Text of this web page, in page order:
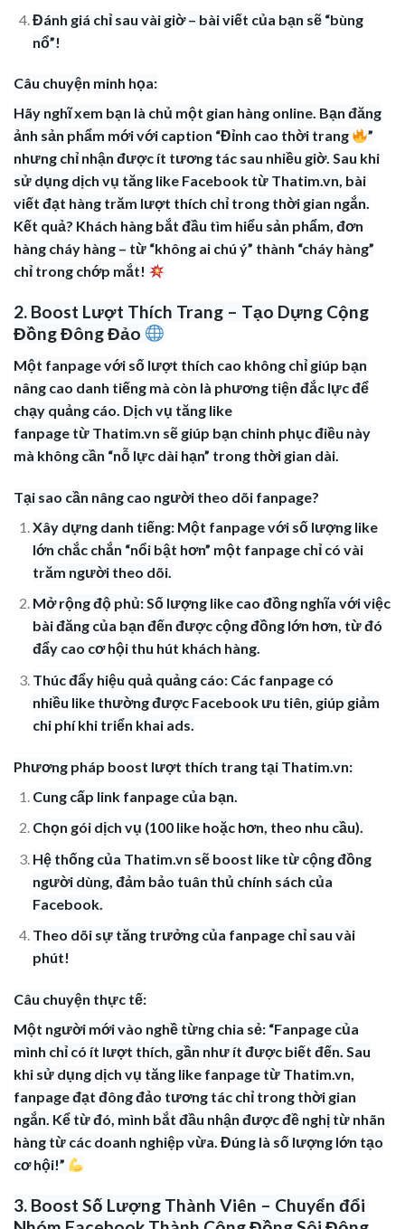
Đánh giá chỉ sau vài giờ – bài viết của bạn sẽ “bùng
nổ”!
Câu chuyện minh họa:
Hãy nghĩ xem bạn là chủ một gian hàng online. Bạn đăng
ảnh sản phẩm mới với caption “Đỉnh cao thời trang
”
nhưng chỉ nhận được ít tương tác sau nhiều giờ. Sau khi
sử dụng dịch vụ tăng like Facebook từ Thatim.vn, bài
viết đạt hàng trăm lượt thích chỉ trong thời gian ngắn.
Kết quả? Khách hàng bắt đầu tìm hiểu sản phẩm, đơn
hàng cháy hàng – từ “không ai chú ý” thành “cháy hàng”
chỉ trong chớp mắt!
2. Boost Lượt Thích Trang – Tạo Dựng Cộng
Đồng Đông Đảo
Một fanpage với số lượt thích cao không chỉ giúp bạn
nâng cao danh tiếng mà còn là phương tiện đắc lực để
chạy quảng cáo. Dịch vụ tăng like
fanpage từ Thatim.vn sẽ giúp bạn chinh phục điều này
mà không cần “nỗ lực dài hạn” trong thời gian dài.
Tại sao cần nâng cao người theo dõi fanpage?
Xây dựng danh tiếng: Một fanpage với số lượng like
lớn chắc chắn “nổi bật hơn” một fanpage chỉ có vài
trăm người theo dõi.
Mở rộng độ phủ: Số lượng like cao đồng nghĩa với việc
bài đăng của bạn đến được cộng đồng lớn hơn, từ đó
đẩy cao cơ hội thu hút khách hàng.
Thúc đẩy hiệu quả quảng cáo: Các fanpage có
nhiều like thường được Facebook ưu tiên, giúp giảm
chi phí khi triển khai ads.
Phương pháp boost lượt thích trang tại Thatim.vn:
Cung cấp link fanpage của bạn.
Chọn gói dịch vụ (100 like hoặc hơn, theo nhu cầu).
Hệ thống của Thatim.vn sẽ boost like từ cộng đồng
người dùng, đảm bảo tuân thủ chính sách của
Facebook.
Theo dõi sự tăng trưởng của fanpage chỉ sau vài
phút!
Câu chuyện thực tế:
Một người mới vào nghề từng chia sẻ: “Fanpage của
mình chỉ có ít lượt thích, gần như ít được biết đến. Sau
khi sử dụng dịch vụ tăng like fanpage từ Thatim.vn,
fanpage đạt đông đảo tương tác chỉ trong thời gian
ngắn. Kể từ đó, mình bắt đầu nhận được đề nghị từ nhãn
hàng từ các doanh nghiệp vừa. Đúng là số lượng lớn tạo
cơ hội!”
3. Boost Số Lượng Thành Viên – Chuyển đổi